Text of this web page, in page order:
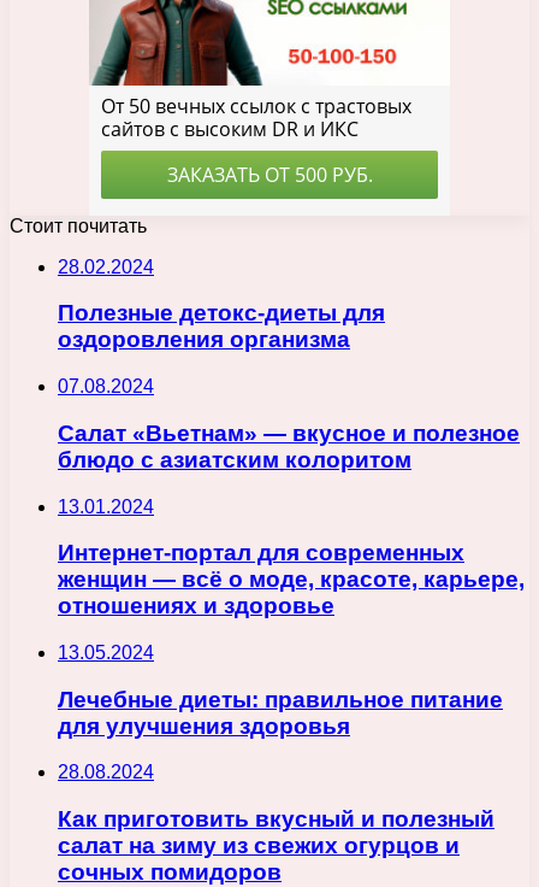
Стоит почитать
28.02.2024
Полезные детокс-диеты для
оздоровления организма
07.08.2024
Салат «Вьетнам» — вкусное и полезное
блюдо с азиатским колоритом
13.01.2024
Интернет-портал для современных
женщин — всё о моде, красоте, карьере,
отношениях и здоровье
13.05.2024
Лечебные диеты: правильное питание
для улучшения здоровья
28.08.2024
Как приготовить вкусный и полезный
салат на зиму из свежих огурцов и
сочных помидоров